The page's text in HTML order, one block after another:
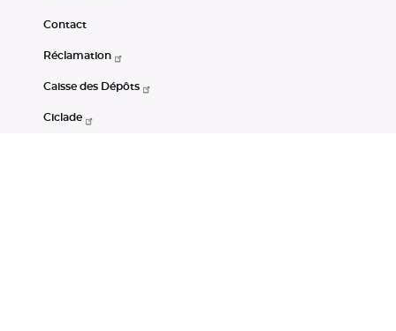
Contact
Réclamation
Caisse des Dépôts
Ciclade